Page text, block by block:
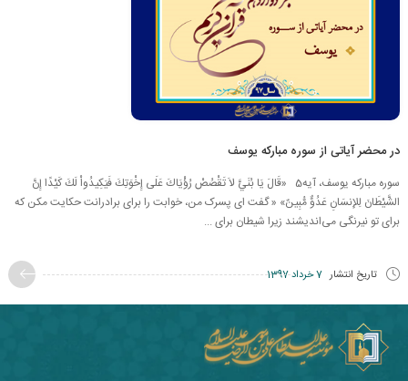
در محضر آیاتی از سوره مبارکه یوسف
سوره مبارکه یوسف، آیه5 «قَالَ يَا بُنَيَّ لاَ تَقْصُصْ رُؤْيَاكَ عَلَى إِخْوَتِكَ فَيَكِيدُواْ لَكَ كَيْدًا إِنَّ
الشَّيْطَانَ لِلإِنسَانِ عَدُوٌّ مُّبِينٌ» « گفت اى پسرک من، خوابت را براى برادرانت ‏حكايت مكن كه
براى تو نيرنگى می‌انديشند زيرا شيطان براى ...
تاریخ انتشار 7 خرداد 1397